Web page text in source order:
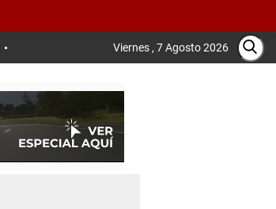
Viernes , 7 Agosto 2026